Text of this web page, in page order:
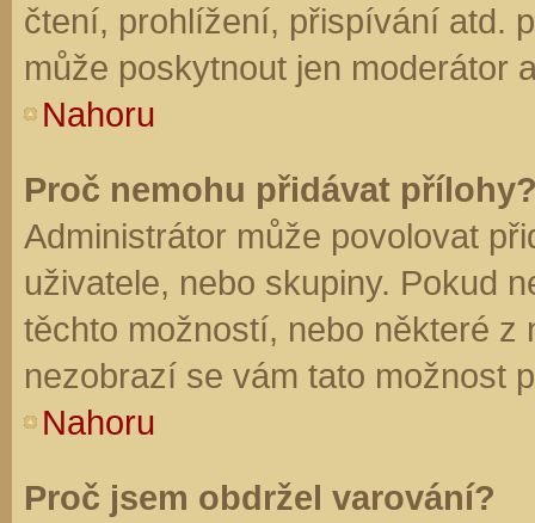
čtení, prohlížení, přispívání atd.
může poskytnout jen moderátor
Nahoru
Proč nemohu přidávat
Administrátor může povolovat
uživatele, nebo skupiny. Pokud
těchto možností, nebo některé z
nezobrazí se vám tato možnost
Nahoru
Proč jsem obdržel varování?